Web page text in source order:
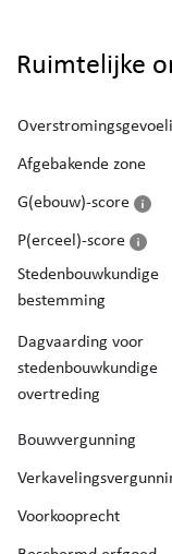
Ruimtelijke
Afgebakende zone
G(ebouw)-score
P(erceel)-score
Stedenbouwkundige
bestemming
Dagvaarding voor
stedenbouwkundige
overtreding
Bouwvergunning
Voorkooprecht